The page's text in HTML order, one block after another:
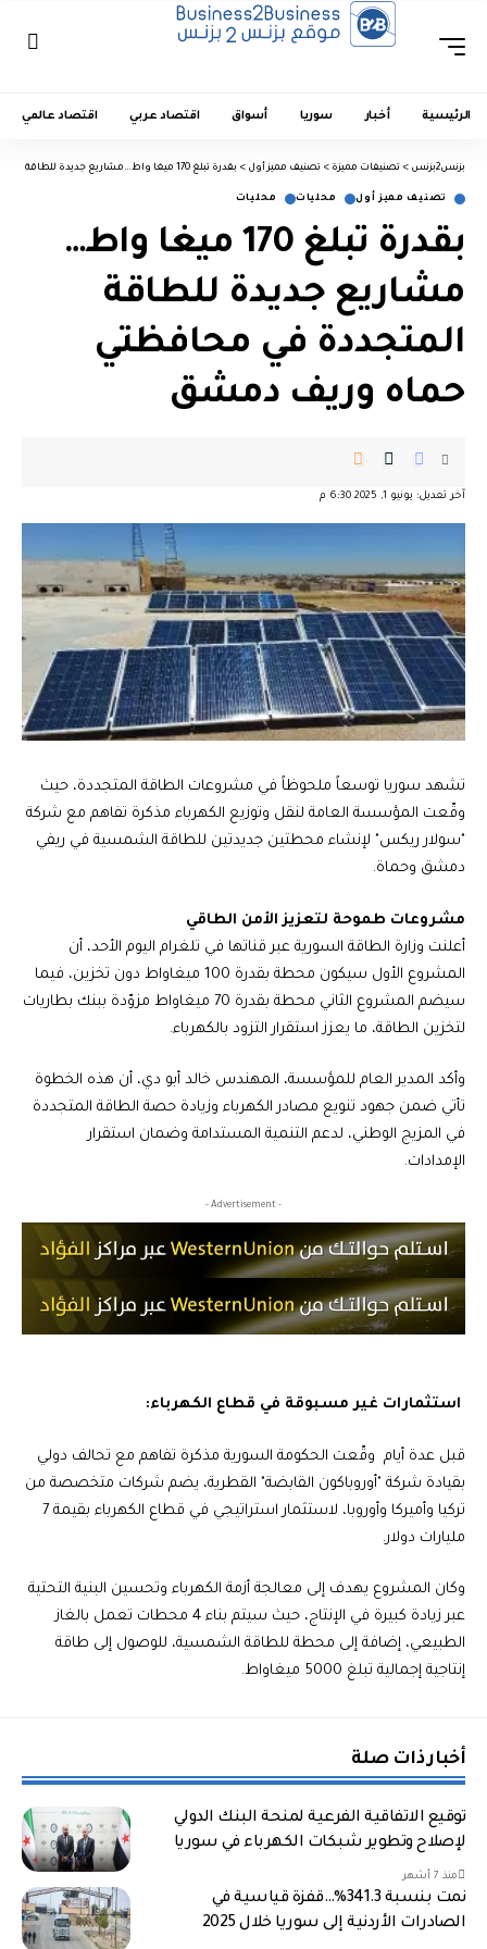
الرئيسية أخبار سوريا أسواق اقتصاد عربي اقتصاد عالمي
بزنس2بزنس > تصنيفات مميزة > تصنيف مميز أول > بقدرة تبلغ 170 ميغا واط…مشاريع جديدة للطاقة المتجددة في محافظتي حماه وريف دمشق
تصنيف مميز أول محليات محليات
بقدرة تبلغ 170 ميغا واط…
مشاريع جديدة للطاقة
المتجددة في محافظتي
حماه وريف دمشق
آخر تعديل: يونيو 1, 2025 6:30 م
تشهد سوريا توسعاً ملحوظاً في مشروعات الطاقة المتجددة، حيث
وقّعت المؤسسة العامة لنقل وتوزيع الكهرباء مذكرة تفاهم مع شركة
"سولار ريكس" لإنشاء محطتين جديدتين للطاقة الشمسية في ريفي
دمشق وحماة.
مشروعات طموحة لتعزيز الأمن الطاقي
أعلنت وزارة الطاقة السورية عبر قناتها في تلغرام اليوم الأحد، أن
المشروع الأول سيكون محطة بقدرة 100 ميغاواط دون تخزين، فيما
سيضم المشروع الثاني محطة بقدرة 70 ميغاواط مزوّدة ببنك بطاريات
لتخزين الطاقة، ما يعزز استقرار التزود بالكهرباء.
وأكد المدير العام للمؤسسة، المهندس خالد أبو دي، أن هذه الخطوة
تأتي ضمن جهود تنويع مصادر الكهرباء وزيادة حصة الطاقة المتجددة
في المزيج الوطني، لدعم التنمية المستدامة وضمان استقرار
الإمدادات.
- Advertisement -
استثمارات غير مسبوقة في قطاع الكهرباء:
قبل عدة أيام وقّعت الحكومة السورية مذكرة تفاهم مع تحالف دولي
بقيادة شركة "أوروباكون القابضة" القطرية، يضم شركات متخصصة من
تركيا وأميركا وأوروبا، لاستثمار استراتيجي في قطاع الكهرباء بقيمة 7
مليارات دولار.
وكان المشروع يهدف إلى معالجة أزمة الكهرباء وتحسين البنية التحتية
عبر زيادة كبيرة في الإنتاج، حيث سيتم بناء 4 محطات تعمل بالغاز
الطبيعي، إضافة إلى محطة للطاقة الشمسية، للوصول إلى طاقة
إنتاجية إجمالية تبلغ 5000 ميغاواط.
أخبار ذات صلة
توقيع الاتفاقية الفرعية لمنحة البنك الدولي
لإصلاح وتطوير شبكات الكهرباء في سوريا
منذ 7 أشهر
نمت بنسبة 341.3%…قفزة قياسية في
الصادرات الأردنية إلى سوريا خلال 2025